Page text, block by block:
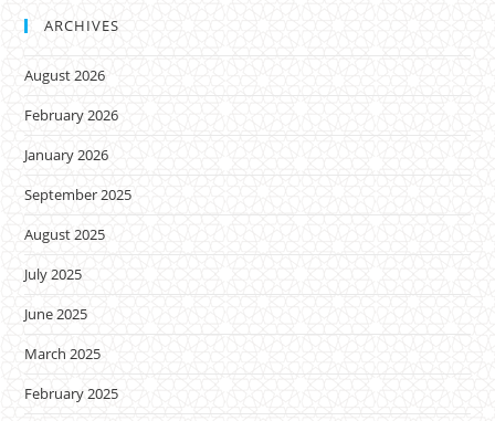
ARCHIVES
August 2026
February 2026
January 2026
September 2025
August 2025
July 2025
June 2025
March 2025
February 2025